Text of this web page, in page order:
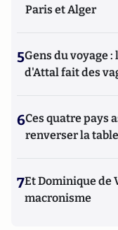
Paris et Alger
5Gens du voyage
d'Attal fait des
6Ces quatre pays
renverser la table
7Et Dominique de
macronisme